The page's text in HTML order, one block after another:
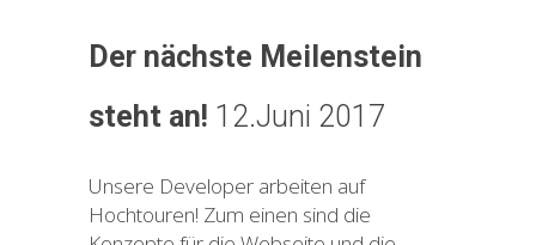
Der nächste Meilenstein
steht an! 12.Juni 2017
Unsere Developer arbeiten auf
Hochtouren! Zum einen sind die